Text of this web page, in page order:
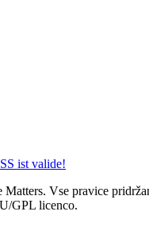
Vse pravice
GPL licenco.